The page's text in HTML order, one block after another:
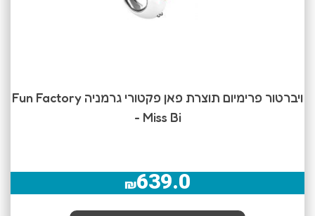
ויברטור פרימיום תוצרת פאן פקטורי גרמניה Fun Factory
- Miss Bi
₪639.0